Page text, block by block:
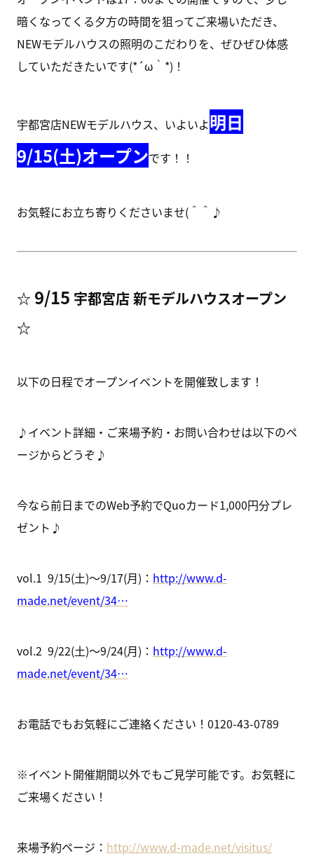
暗くなってくる夕方の時間を狙ってご来場いただき、
NEWモデルハウスの照明のこだわりを、ぜひぜひ体感
していただきたいです(*´ω｀*)！
宇都宮店NEWモデルハウス、いよいよ明日
9/15(土)オープンです！！
お気軽にお立ち寄りくださいませ(＾＾♪
☆ 9/15 宇都宮店 新モデルハウスオープン
☆
以下の日程でオープンイベントを開催致します！
♪イベント詳細・ご来場予約・お問い合わせは以下のペ
ージからどうぞ♪
今なら前日までのWeb予約でQuoカード1,000円分プレ
ゼント♪
vol.1 9/15(土)～9/17(月)： http://www.d-
made.net/event/34…
vol.2 9/22(土)～9/24(月)： http://www.d-
made.net/event/34…
お電話でもお気軽にご連絡ください！0120-43-0789
※イベント開催期間以外でもご見学可能です。お気軽に
ご来場ください！
来場予約ページ： http://www.d-made.net/visitus/